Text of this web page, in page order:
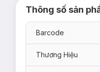
Thông số sản
Barcode
Thương Hiệu